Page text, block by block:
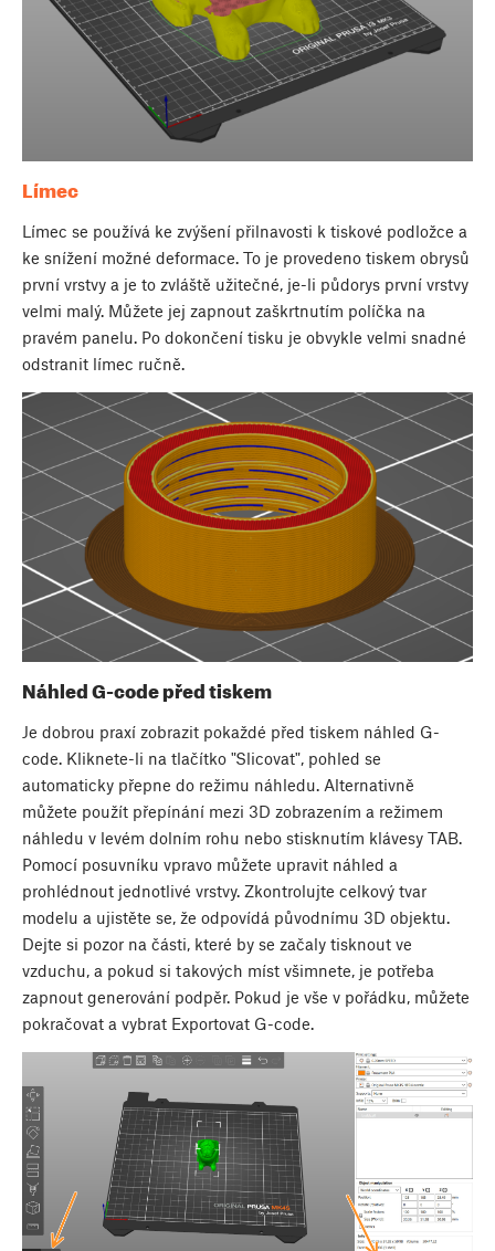
Límec
Límec se používá ke zvýšení přilnavosti k tiskové podložce a
ke snížení možné deformace. To je provedeno tiskem obrysů
první vrstvy a je to zvláště užitečné, je-li půdorys první vrstvy
velmi malý. Můžete jej zapnout zaškrtnutím políčka na
pravém panelu. Po dokončení tisku je obvykle velmi snadné
odstranit límec ručně.
Náhled G-code před tiskem
Je dobrou praxí zobrazit pokaždé před tiskem náhled G-
code. Kliknete-li na tlačítko "Slicovat", pohled se
automaticky přepne do režimu náhledu. Alternativně
můžete použít přepínání mezi 3D zobrazením a režimem
náhledu v levém dolním rohu nebo stisknutím klávesy TAB.
Pomocí posuvníku vpravo můžete upravit náhled a
prohlédnout jednotlivé vrstvy. Zkontrolujte celkový tvar
modelu a ujistěte se, že odpovídá původnímu 3D objektu.
Dejte si pozor na části, které by se začaly tisknout ve
vzduchu, a pokud si takových míst všimnete, je potřeba
zapnout generování podpěr. Pokud je vše v pořádku, můžete
pokračovat a vybrat Exportovat G-code.